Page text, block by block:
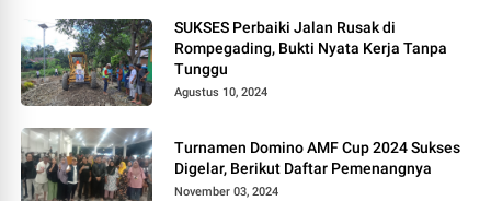
SUKSES Perbaiki Jalan Rusak di
Rompegading, Bukti Nyata Kerja Tanpa
Tunggu
Agustus 10, 2024
Turnamen Domino AMF Cup 2024 Sukses
Digelar, Berikut Daftar Pemenangnya
November 03, 2024